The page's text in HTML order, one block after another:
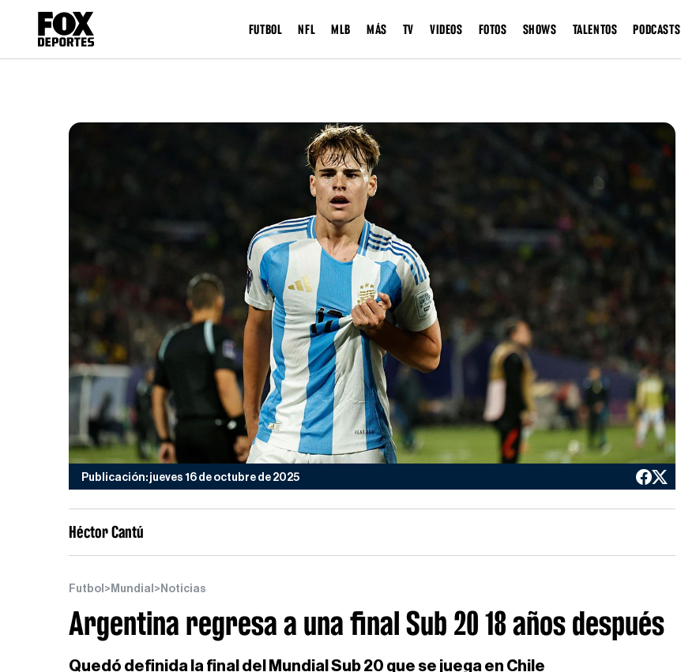
FUTBOL NFL MLB MÁS TV VIDEOS FOTOS SHOWS TALENTOS PODCASTS
Publicación: jueves 16 de octubre de 2025
Héctor Cantú
Futbol > Mundial > Noticias
Argentina regresa a una final Sub 20 18 años después
Quedó definida la final del Mundial Sub 20 que se juega en Chile